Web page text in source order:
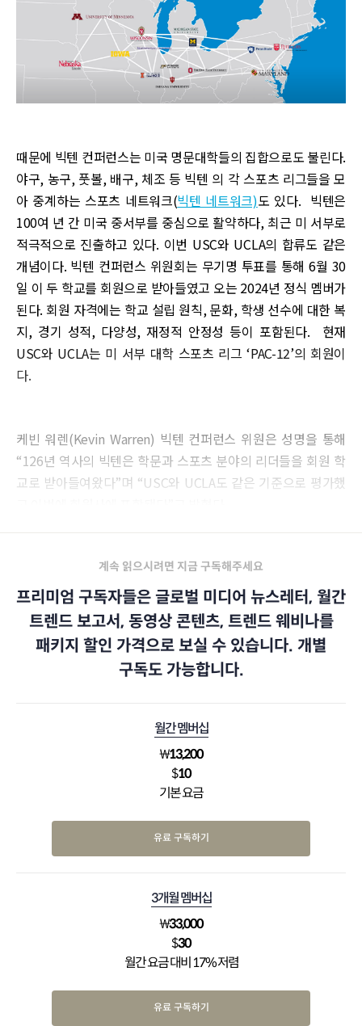
때문에 빅텐 컨퍼런스는 미국 명문대학들의 집합으로도 불린다.
야구, 농구, 풋볼, 배구, 체조 등 빅텐 의 각 스포츠 리그들을 모
아 중계하는 스포츠 네트워크(빅텐 네트워크)도 있다. 빅텐은
100여 년 간 미국 중서부를 중심으로 활약하다, 최근 미 서부로
적극적으로 진출하고 있다. 이번 USC와 UCLA의 합류도 같은
개념이다. 빅텐 컨퍼런스 위원회는 무기명 투표를 통해 6월 30
일 이 두 학교를 회원으로 받아들였고 오는 2024년 정식 멤버가
된다. 회원 자격에는 학교 설립 원칙, 문화, 학생 선수에 대한 복
지, 경기 성적, 다양성, 재정적 안정성 등이 포함된다. 현재
USC와 UCLA는 미 서부 대학 스포츠 리그 ‘PAC-12’의 회원이
다.
케빈 워렌(Kevin Warren) 빅텐 컨퍼런스 위원은 성명을 통해
“126년 역사의 빅텐은 학문과 스포츠 분야의 리더들을 회원 학
교로 받아들여왔다”며 “USC와 UCLA도 같은 기준으로 평가했
계속 읽으시려면 지금 구독해주세요
프리미엄 구독자들은 글로벌 미디어 뉴스레터, 월간
트렌드 보고서, 동영상 콘텐츠, 트렌드 웨비나를
패키지 할인 가격으로 보실 수 있습니다. 개별
구독도 가능합니다.
월간 멤버십
₩13,200
$10
기본 요금
유료 구독하기
3개월 멤버십
₩33,000
$30
월간 요금 대비 17% 저렴
유료 구독하기